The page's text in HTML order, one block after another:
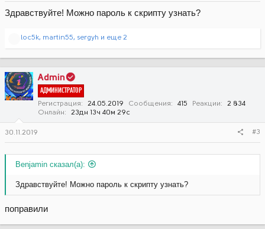
Здравствуйте! Можно пароль к скрипту узнать?
Р
ц
и
и
loc5k, martin55, sergyh и еще 2
Admin
АДМИНИСТРАТОР
Регистрация 24.05.2019 Сообщения 415 Реакции
2 834
Онлайн
23дн 13ч 40м 29с
30.11.2019 #3
Benjamin сказал(а):
Здравствуйте! Можно пароль к скрипту узнать?
поправили